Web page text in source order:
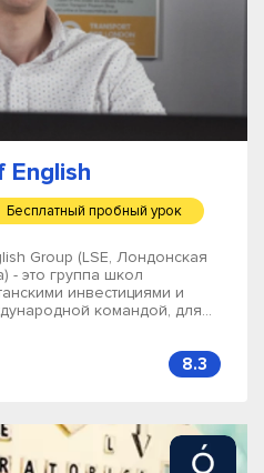
English
Бесплатный пробный урок
Group (LSE, Лондонская
- это группа школ
инвестициями и
командой, для...
8.3